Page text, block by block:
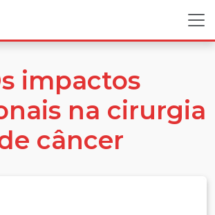
impactos
na cirurgia
câncer